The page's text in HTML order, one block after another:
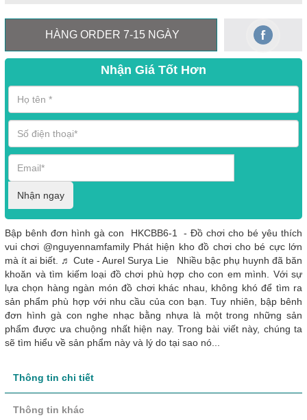
HÀNG ORDER 7-15 NGÀY
Nhận Giá Tốt Hơn
Nhận ngay
Bập bênh đơn hình gà con HKCBB6-1 - Đồ chơi cho bé yêu thích
vui chơi @nguyennamfamily Phát hiện kho đồ chơi cho bé cực lớn
mà ít ai biết. ♬ Cute - Aurel Surya Lie Nhiều bậc phụ huynh đã băn
khoăn và tìm kiếm loại đồ chơi phù hợp cho con em mình. Với sự
lựa chọn hàng ngàn món đồ chơi khác nhau, không khó để tìm ra
sản phẩm phù hợp với nhu cầu của con bạn. Tuy nhiên, bập bênh
đơn hình gà con nghe nhạc bằng nhựa là một trong những sản
phẩm được ưa chuộng nhất hiện nay. Trong bài viết này, chúng ta
sẽ tìm hiểu về sản phẩm này và lý do tại sao nó...
Thông tin chi tiết
Thông tin khác